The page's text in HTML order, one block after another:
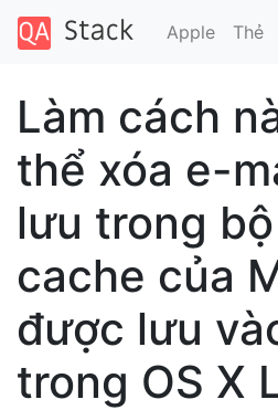
Apple Thẻ
Làm cách
thể xóa e-
lưu trong
cache của
được lưu
trong OS X